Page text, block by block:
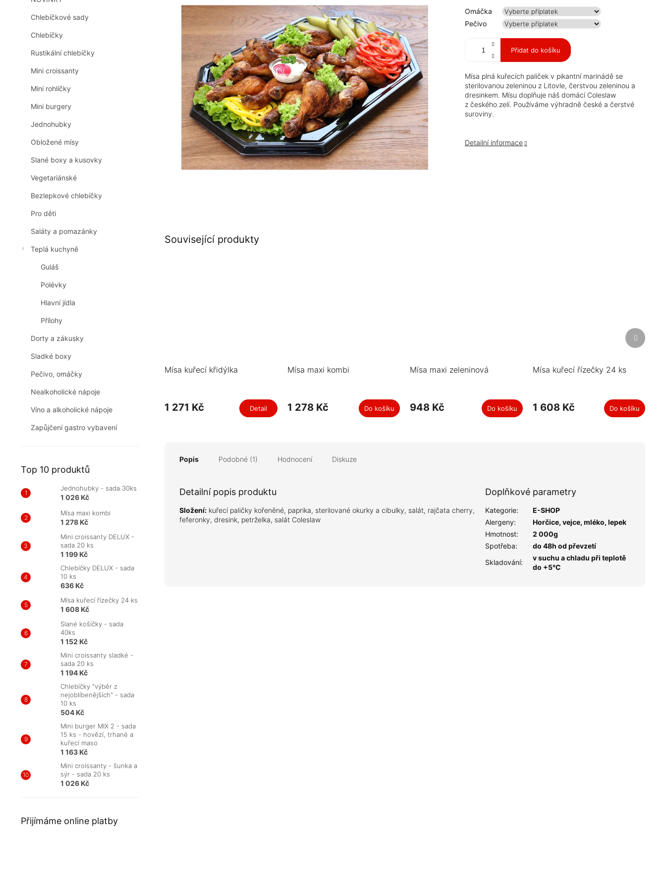
Chlebíčkové sady
Chlebíčky
Rustikální chlebíčky
Mini croissanty
Mini rohlíčky
Mini burgery
Jednohubky
Obložené mísy
Slané boxy a kusovky
Vegetariánské
Bezlepkové chlebíčky
Pro děti
Saláty a pomazánky
Teplá kuchyně
Guláš
Polévky
Hlavní jídla
Přílohy
Dorty a zákusky
Sladké boxy
Pečivo, omáčky
Nealkoholické nápoje
Víno a alkoholické nápoje
Zapůjčení gastro vybavení
Top 10 produktů
Jednohubky - sada 30ks
1 026 Kč
Mísa maxi kombi
1 278 Kč
Mini croissanty DELUX -
sada 20 ks
1 199 Kč
Chlebíčky DELUX - sada
10 ks
636 Kč
Mísa kuřecí řízečky 24 ks
1 608 Kč
Slané košíčky - sada
40ks
1 152 Kč
Mini croissanty sladké -
sada 20 ks
1 194 Kč
Chlebíčky "výběr z
nejoblíbenějších" - sada
10 ks
504 Kč
Mini burger MIX 2 - sada
15 ks - hovězí, trhané a
kuřecí maso
1 163 Kč
Mini croissanty - šunka a
sýr - sada 20 ks
1 026 Kč
Přijímáme online platby
hvězdiček.
Měrná
cena:
Omáčka
Pečivo
Přidat do košíku
Mísa plná kuřecích paliček v pikantní marinádě se
sterilovanou zeleninou z Litovle, čerstvou zeleninou a
dresinkem. Mísu doplňuje náš domácí Coleslaw
z českého zelí. Používáme výhradně české a čerstvé
suroviny.
Detailní informace
Související produkty
Mísa kuřecí křidýlka
1 271 Kč Detail
Mísa maxi kombi
1 278 Kč Do košíku
Mísa maxi zeleninová
948 Kč Do košíku
Mísa kuřecí řízečky 24 ks
1 608 Kč Do košíku
Další
produkt
Popis Podobné (1) Hodnocení Diskuze
Detailní popis produktu
Složení: kuřecí paličky kořeněné, paprika, sterilované okurky a cibulky, salát, rajčata cherry,
feferonky, dresink, petrželka, salát Coleslaw
Doplňkové parametry
Kategorie:
E-SHOP
Alergeny:
Horčice, vejce, mléko, lepek
Hmotnost:
2 000g
Spotřeba:
do 48h od převzetí
Skladování:
v suchu a chladu při teplotě
do +5°C